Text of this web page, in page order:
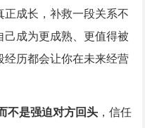
成长，补救一段关系不
成为更成熟、更值得被
经历都会让你在未来经营
不是强迫对方回头，信任